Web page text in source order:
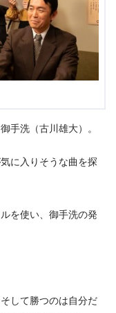
手洗（古川雄大）。
に入りそうな曲を探
を使い、御手洗の発
して勝つのは自分だ